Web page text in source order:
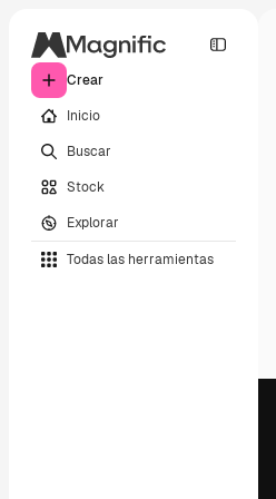
Crear
Inicio
Buscar
Stock
Explorar
Todas las herramientas